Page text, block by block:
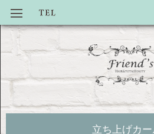
立ち上げカ